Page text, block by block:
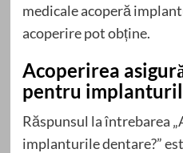
medicale acoperă
acoperire pot obține.
Acoperirea
pentru
Răspunsul la întrebarea
implanturile dentare?”